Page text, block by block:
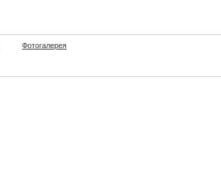
Фотогалерея